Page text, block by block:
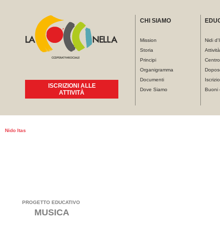
ISCRIZIONI ALLE
ATTIVITÀ
CHI SIAMO
Mission
Storia
Principi
Organigramma
Documenti
Dove Siamo
Nidi
Buoni
Tu sei qui
Nido Itas
PROGETTO EDUCATIVO
MUSICA